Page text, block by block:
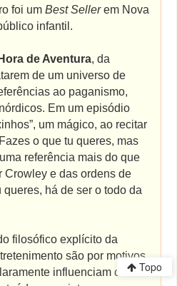
foi umBest Sellerem Nova
infantil.
Hora de Aventura, da
de um universo de
ao paganismo,
Em um episódio
um mágico, ao recitar
o que tu queres, mas
referência mais do que
Crowley e das ordens de
há de ser o todo da
filosófico explícito da
são por motivos
influenciam os
Topo